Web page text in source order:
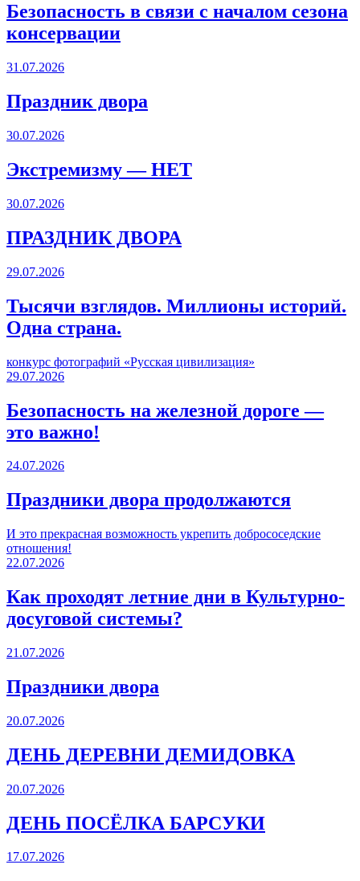
Безопасность в связи с началом сезона
консервации
31.07.2026
Праздник двора
30.07.2026
Экстремизму — НЕТ
30.07.2026
ПРАЗДНИК ДВОРА️
29.07.2026
Тысячи взглядов. Миллионы историй.
Одна страна.
конкурс фотографий «Русская цивилизация»
29.07.2026
Безопасность на железной дороге —
это важно!
24.07.2026
Праздники двора продолжаются
И это прекрасная возможность укрепить добрососедские
отношения!
22.07.2026
Как проходят летние дни в Культурно-
досуговой системы?
21.07.2026
Праздники двора
20.07.2026
ДЕНЬ ДЕРЕВНИ ДЕМИДОВКА
20.07.2026
ДЕНЬ ПОСЁЛКА БАРСУКИ
17.07.2026